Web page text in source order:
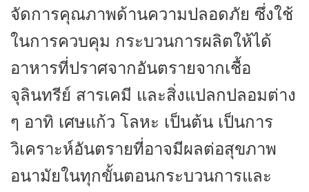
จัดการคุณภาพด้านความปลอดภัย ซึ่งใช้
ในการควบคุม กระบวนการผลิตให้ได้
อาหารที่ปราศจากอันตรายจากเชื้อ
จุลินทรีย์ สารเคมี และสิ่งแปลกปลอมต่าง
ๆ อาทิ เศษแก้ว โลหะ เป็นต้น เป็นการ
วิเคราะห์อันตรายที่อาจมีผลต่อสุขภาพ
อนามัยในทุกขั้นตอนกระบวนการและ